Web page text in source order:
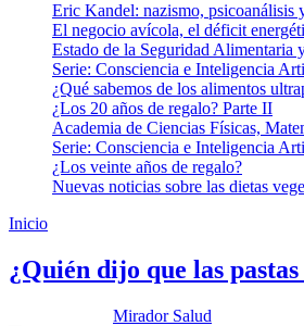
Eric Kandel: nazismo, psicoanálisis
El negocio avícola, el déficit
Estado de la Seguridad Alimentaria
Serie: Consciencia e Inteligencia
¿Qué sabemos de los alimentos
¿Los 20 años de regalo? Parte II
Academia de Ciencias Físicas,
Serie: Consciencia e Inteligencia
¿Los veinte años de regalo?
Nuevas noticias sobre las dietas
Inicio
¿Quién dijo que las
Mirador Salud